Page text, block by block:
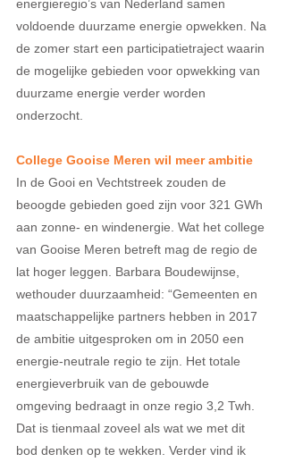
energieregio’s van Nederland samen
voldoende duurzame energie opwekken. Na
de zomer start een participatietraject waarin
de mogelijke gebieden voor opwekking van
duurzame energie verder worden
onderzocht.
College Gooise Meren wil meer ambitie
In de Gooi en Vechtstreek zouden de
beoogde gebieden goed zijn voor 321 GWh
aan zonne- en windenergie. Wat het college
van Gooise Meren betreft mag de regio de
lat hoger leggen. Barbara Boudewijnse,
wethouder duurzaamheid: “Gemeenten en
maatschappelijke partners hebben in 2017
de ambitie uitgesproken om in 2050 een
energie-neutrale regio te zijn. Het totale
energieverbruik van de gebouwde
omgeving bedraagt in onze regio 3,2 Twh.
Dat is tienmaal zoveel als wat we met dit
bod denken op te wekken. Verder vind ik